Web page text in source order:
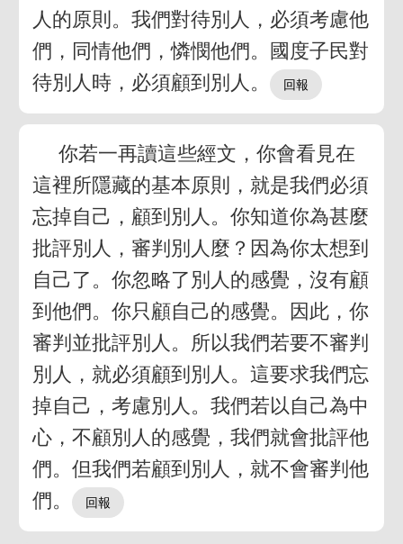
人的原則。我們對待別人，必須考慮他
們，同情他們，憐憫他們。國度子民對
待別人時，必須顧到別人。
你若一再讀這些經文，你會看見在
這裡所隱藏的基本原則，就是我們必須
忘掉自己，顧到別人。你知道你為甚麼
批評別人，審判別人麼？因為你太想到
自己了。你忽略了別人的感覺，沒有顧
到他們。你只顧自己的感覺。因此，你
審判並批評別人。所以我們若要不審判
別人，就必須顧到別人。這要求我們忘
掉自己，考慮別人。我們若以自己為中
心，不顧別人的感覺，我們就會批評他
們。但我們若顧到別人，就不會審判他
們。